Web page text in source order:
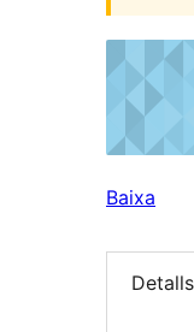
Baixa
Detalls